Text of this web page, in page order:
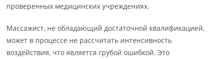
проверенных медицинских учреждениях.
Массажист, не обладающий достаточной квалификацией,
может в процессе не рассчитать интенсивность
воздействия, что является грубой ошибкой. Это